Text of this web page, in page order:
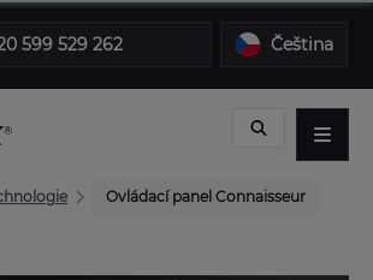
599 529 262 Čeština
Ovládací panel Connaisseur